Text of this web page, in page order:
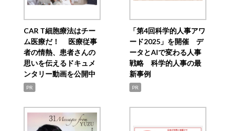
CAR T細胞療法はチー
ム医療だ！ 医療従事
者の情熱、患者さんの
思いを伝えるドキュメ
ンタリー動画を公開中
PR
「第4回科学的人事アワ
ード2025」を開催 デ
ータとAIで変わる人事
戦略 科学的人事の最
新事例
PR